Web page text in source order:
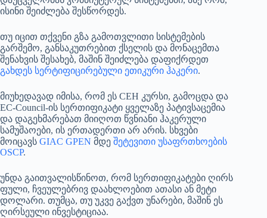
ისინი შეიძლება შესწორდეს.
თუ იცით თქვენი გზა გამოთვლითი სისტემების
გარშემო, განსაკუთრებით ქსელის და მონაცემთა
შენახვის შესახებ, მაშინ შეიძლება დაფიქრდეთ
გახდეს სერტიფიცირებული ეთიკური ჰაკერი.
მიუხედავად იმისა, რომ ეს CEH კურსი, გამოცდა და
EC-Council-ის სერთიფიკატი ყველაზე პატივსაცემია
და დაგეხმარებათ მიიღოთ წვნიანი ჰაკერული
სამუშაოები, ის ერთადერთი არ არის. სხვები
მოიცავს GIAC GPEN მდე შეტევითი უსაფრთხოების
OSCP.
უნდა გაითვალისწინოთ, რომ სერთიფიკატები ღირს
ფული, ჩვეულებრივ დაახლოებით ათასი ან მეტი
დოლარი. თუმცა, თუ უკვე გაქვთ უნარები, მაშინ ეს
ღირსეული ინვესტიციაა.